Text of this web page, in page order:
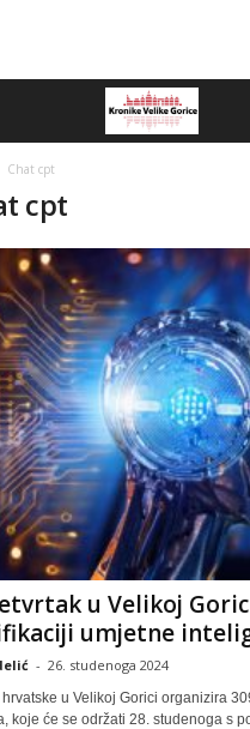
Chat cpt
cpt
u Velikoj
umjetne
- 26. studenoga 2024
u Velikoj Gorici organizira
koje će se održati 28. studenoga s